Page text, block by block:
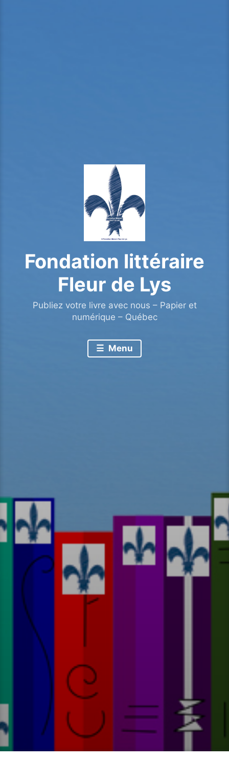
Fondation littéraire
Fleur de Lys
Publiez votre livre avec nous – Papier et
numérique – Québec
Menu